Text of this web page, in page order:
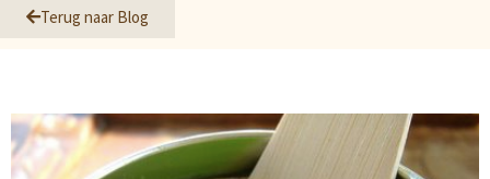
Terug naar Blog